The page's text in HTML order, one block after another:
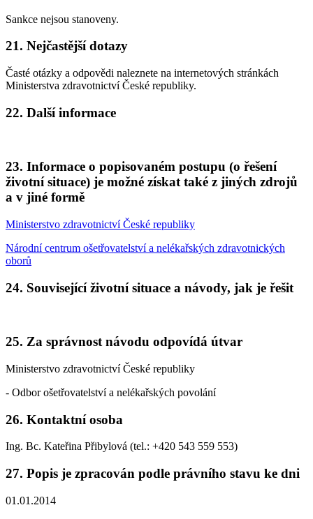
Sankce nejsou stanoveny.
21. Nejčastější dotazy
Časté otázky a odpovědi naleznete na internetových stránkách
Ministerstva zdravotnictví České republiky.
22. Další informace
23. Informace o popisovaném postupu (o řešení
životní situace) je možné získat také z jiných zdrojů
a v jiné formě
Ministerstvo zdravotnictví České republiky
Národní centrum ošetřovatelství a nelékařských zdravotnických
oborů
24. Související životní situace a návody, jak je řešit
25. Za správnost návodu odpovídá útvar
Ministerstvo zdravotnictví České republiky
- Odbor ošetřovatelství a nelékařských povolání
26. Kontaktní osoba
Ing. Bc. Kateřina Přibylová (tel.: +420 543 559 553)
27. Popis je zpracován podle právního stavu ke dni
01.01.2014